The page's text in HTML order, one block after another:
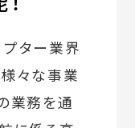
ター業界
々な事業
業務を通